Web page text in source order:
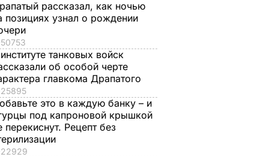
рассказал, как ночью
позициях узнал о рождении
50753
танковых войск
об особой черте
главкома Драпатого
25895
это в каждую банку – и
под капроновой крышкой
перекиснут. Рецепт без
22929